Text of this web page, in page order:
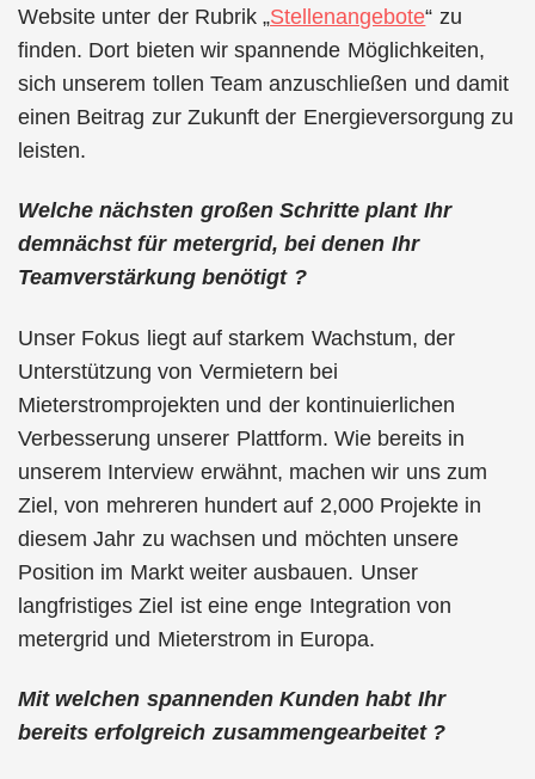
Website unter der Rubrik „Stellenangebote“ zu
finden. Dort bieten wir spannende Möglichkeiten,
sich unserem tollen Team anzuschließen und damit
einen Beitrag zur Zukunft der Energieversorgung zu
leisten.
Welche nächsten großen Schritte plant Ihr
demnächst für metergrid, bei denen Ihr
Teamverstärkung benötigt ?
Unser Fokus liegt auf starkem Wachstum, der
Unterstützung von Vermietern bei
Mieterstromprojekten und der kontinuierlichen
Verbesserung unserer Plattform. Wie bereits in
unserem Interview erwähnt, machen wir uns zum
Ziel, von mehreren hundert auf 2,000 Projekte in
diesem Jahr zu wachsen und möchten unsere
Position im Markt weiter ausbauen. Unser
langfristiges Ziel ist eine enge Integration von
metergrid und Mieterstrom in Europa.
Mit welchen spannenden Kunden habt Ihr
bereits erfolgreich zusammengearbeitet ?